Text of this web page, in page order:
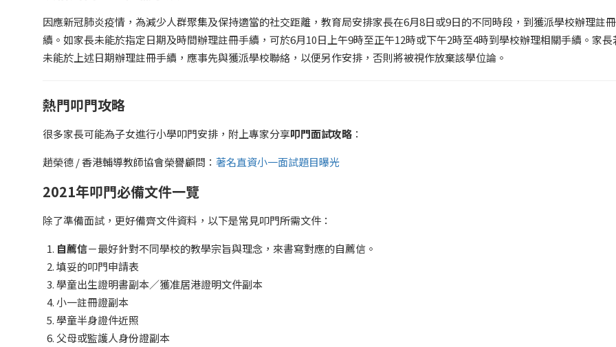
因應新冠肺炎疫情，為減少人群聚集及保持適當的社交距離，教育局安排家長在6月8日或9日的不同時段，到獲派學校辦理註
續。如家長未能於指定日期及時間辦理註冊手續，可於6月10日上午9時至正午12時或下午2時至4時到學校辦理相關手續。家長
未能於上述日期辦理註冊手續，應事先與獲派學校聯絡，以便另作安排，否則將被視作放棄該學位論。
熱門叩門攻略
很多家長可能為子女進行小學叩門安排，附上專家分享叩門面試攻略 ：
趙榮德 / 香港輔導教師協會榮譽顧問： 著名直資小一面試題目曝光
2021年叩門必備文件一覽
除了準備面試，更好備齊文件資料，以下是常見叩門所需文件：
自薦信－最好針對不同學校的教學宗旨與理念，來書寫對應的自薦信。
填妥的叩門申請表
學童出生證明書副本／獲准居港證明文件副本
小一註冊證副本
學童半身證件近照
父母或監護人身份證副本